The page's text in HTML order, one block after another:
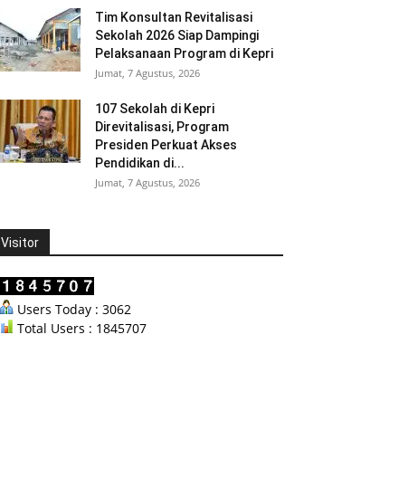
Tim Konsultan Revitalisasi
Sekolah 2026 Siap Dampingi
Pelaksanaan Program di Kepri
Jumat, 7 Agustus, 2026
107 Sekolah di Kepri
Direvitalisasi, Program
Presiden Perkuat Akses
Pendidikan di...
Jumat, 7 Agustus, 2026
Visitor
Users Today : 3062
Total Users : 1845707